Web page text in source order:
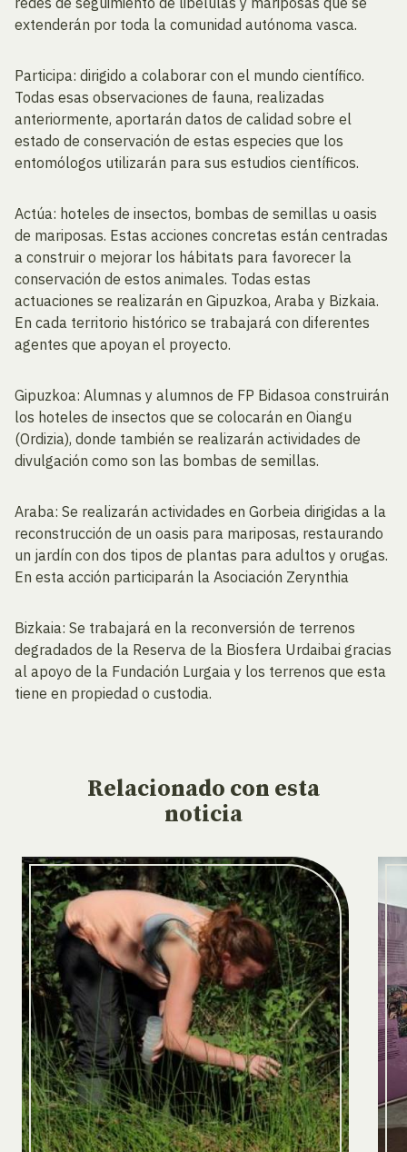
extenderán por toda la comunidad autónoma vasca.
Participa: dirigido a colaborar con el mundo científico.
Todas esas observaciones de fauna, realizadas
anteriormente, aportarán datos de calidad sobre el
estado de conservación de estas especies que los
entomólogos utilizarán para sus estudios científicos.
Actúa: hoteles de insectos, bombas de semillas u oasis
de mariposas. Estas acciones concretas están centradas
a construir o mejorar los hábitats para favorecer la
conservación de estos animales. Todas estas
actuaciones se realizarán en Gipuzkoa, Araba y Bizkaia.
En cada territorio histórico se trabajará con diferentes
agentes que apoyan el proyecto.
Gipuzkoa: Alumnas y alumnos de FP Bidasoa construirán
los hoteles de insectos que se colocarán en Oiangu
(Ordizia), donde también se realizarán actividades de
divulgación como son las bombas de semillas.
Araba: Se realizarán actividades en Gorbeia dirigidas a la
reconstrucción de un oasis para mariposas, restaurando
un jardín con dos tipos de plantas para adultos y orugas.
En esta acción participarán la Asociación Zerynthia
Bizkaia: Se trabajará en la reconversión de terrenos
degradados de la Reserva de la Biosfera Urdaibai gracias
al apoyo de la Fundación Lurgaia y los terrenos que esta
tiene en propiedad o custodia.
Relacionado con esta
noticia